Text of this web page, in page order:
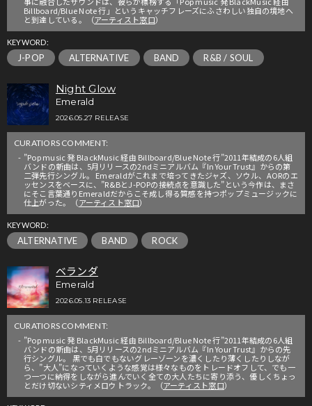
Billboard/Blue Note 行」というキャッチフレーズにふさわしい独自の境地へ
と到達している。（アーティスト窓口）
KEYWORD:
J-POP ALTERNATIVE BAND R&B / SOUL
Night Glow
Emerald
2026.05.27 RELEASE
CURATIORS COMMENT:
”Pop music 発 BlackMusic 経由 Billboard/Blue Note 行”2011年結成の6人組
バンドの新曲は、5月リリースの2ndミニアルバム『In Your Trust』からの第
二弾先行シングル。 Emeraldがこれまで培ってきたジャズ、ソウル、AORのエ
ッセンスをベースに、”R&BとJ-POPの接続点を意識した”という今作は、まさ
にそこ言葉通りEmeraldだからこそ成し得る質感を持つポップミュージックに
仕上がった。（アーティスト窓口）
KEYWORD:
ALTERNATIVE BAND ROCK
ベランダ
Emerald
2026.05.13 RELEASE
CURATIORS COMMENT:
”Pop music 発 BlackMusic 経由 Billboard/Blue Note 行”2011年結成の6人組
バンドの新曲は、5月リリースの2ndミニアルバム『In Your Trust』からの先
行シングル。 黒でも白でもないグレーゾーンを濃くしたり薄くしたりしなが
ら、”大人”になっていくような感覚は様々なものをトレードオフして、でも一
つ一つに納得をしながら進んでいく全ての大人たちに寄り添う、優しくちょっ
とだけ切ないシティメロウトラック。（アーティスト窓口）